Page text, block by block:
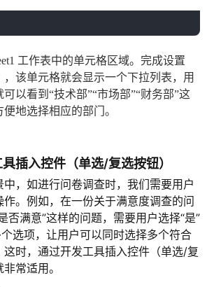
工作表中的单元格区域。完成设置
，该单元格就会显示一个下拉列表，用
以看到“技术部”“市场部”“财务部”这
地选择相应的部门。
插入控件（单选/复选按钮）
，如进行问卷调查时，我们需要用户
。例如，在一份关于满意度调查的问
否满意”这样的问题，需要用户选择“是”
个选项，让用户可以同时选择多个符合
这时，通过开发工具插入控件（单选/复
常适用。